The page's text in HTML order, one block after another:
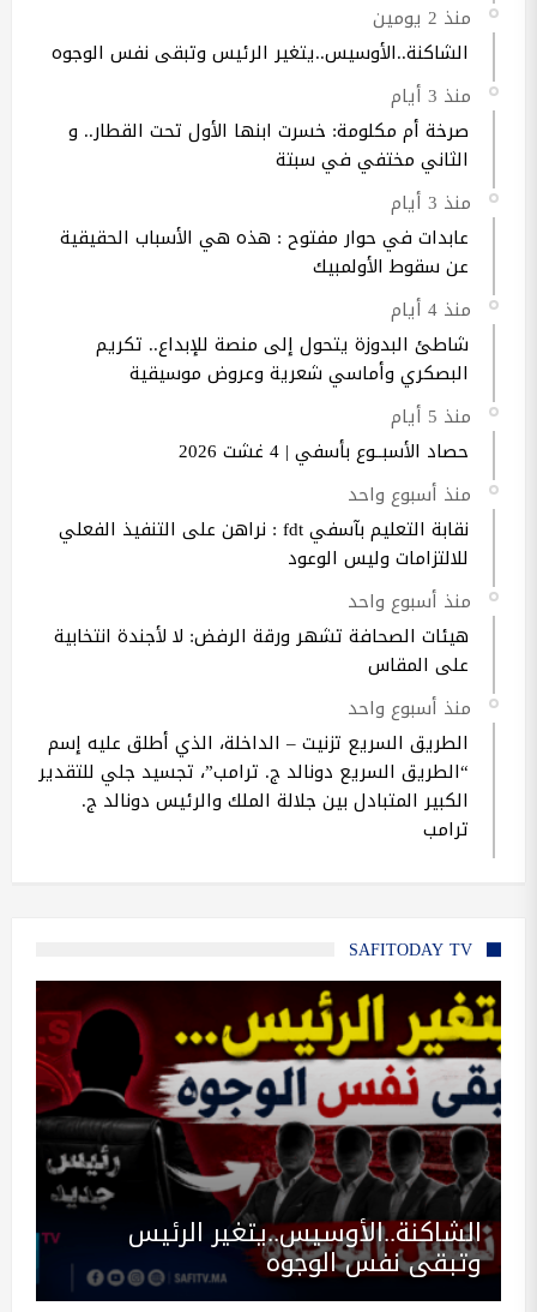
منذ 2 يومين
الشاكنة..الأوسيس..يتغير الرئيس وتبقى نفس الوجوه
منذ 3 أيام
صرخة أم مكلومة: خسرت ابنها الأول تحت القطار.. و
الثاني مختفي في سبتة
منذ 3 أيام
عابدات في حوار مفتوح : هذه هي الأسباب الحقيقية
عن سقوط الأولمبيك
منذ 4 أيام
شاطئ البدوزة يتحول إلى منصة للإبداع.. تكريم
البصكري وأماسي شعرية وعروض موسيقية
منذ 5 أيام
حصاد الأسبــوع بأسفي | 4 غشت 2026
منذ أسبوع واحد
نقابة التعليم بآسفي fdt : نراهن على التنفيذ الفعلي
للالتزامات وليس الوعود
منذ أسبوع واحد
هيئات الصحافة تشهر ورقة الرفض: لا لأجندة انتخابية
على المقاس
منذ أسبوع واحد
الطريق السريع تزنيت – الداخلة، الذي أطلق عليه إسم
“الطريق السريع دونالد ج. ترامب”، تجسيد جلي للتقدير
الكبير المتبادل بين جلالة الملك والرئيس دونالد ج.
ترامب
SAFITODAY TV
الشاكنة..الأوسيس..يتغير الرئيس
وتبقى نفس الوجوه